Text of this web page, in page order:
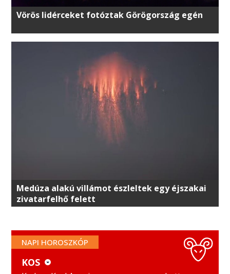
Vörös lidérceket fotóztak Görögország egén
Medúza alakú villámot észleltek egy éjszakai
zivatarfelhő felett
NAPI HOROSZKÓP
KOS
KOS